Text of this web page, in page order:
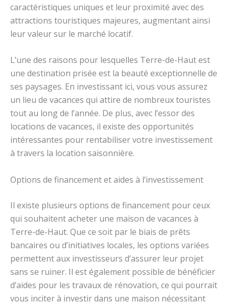
caractéristiques uniques et leur proximité avec des
attractions touristiques majeures, augmentant ainsi
leur valeur sur le marché locatif.
L’une des raisons pour lesquelles Terre-de-Haut est
une destination prisée est la beauté exceptionnelle de
ses paysages. En investissant ici, vous vous assurez
un lieu de vacances qui attire de nombreux touristes
tout au long de l’année. De plus, avec l’essor des
locations de vacances, il existe des opportunités
intéressantes pour rentabiliser votre investissement
à travers la location saisonnière.
Options de financement et aides à l’investissement
Il existe plusieurs options de financement pour ceux
qui souhaitent acheter une maison de vacances à
Terre-de-Haut. Que ce soit par le biais de prêts
bancaires ou d’initiatives locales, les options variées
permettent aux investisseurs d’assurer leur projet
sans se ruiner. Il est également possible de bénéficier
d’aides pour les travaux de rénovation, ce qui pourrait
vous inciter à investir dans une maison nécessitant